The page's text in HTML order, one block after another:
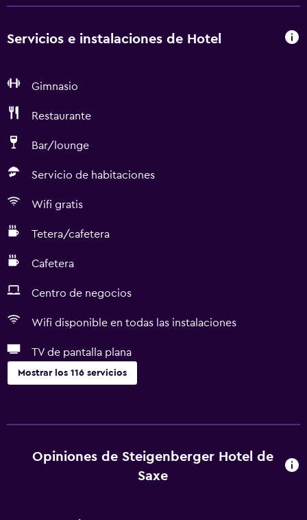
Servicios e instalaciones de Hotel
Gimnasio
Restaurante
Bar/lounge
Servicio de habitaciones
Wifi gratis
Tetera/cafetera
Cafetera
Centro de negocios
Wifi disponible en todas las instalaciones
TV de pantalla plana
Mostrar los 116 servicios
Ventana
Vista al patio interior
Posibilidad de habitaciones conectadas
Opiniones de Steigenberger Hotel de
Saxe